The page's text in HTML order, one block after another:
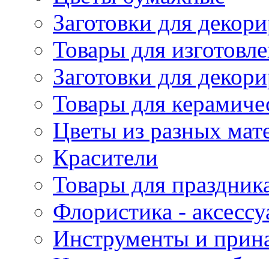
Заготовки для
Товары для
Заготовки для
Товары для
Цветы из разных
Красители
Товары для
Флористика -
Инструменты и